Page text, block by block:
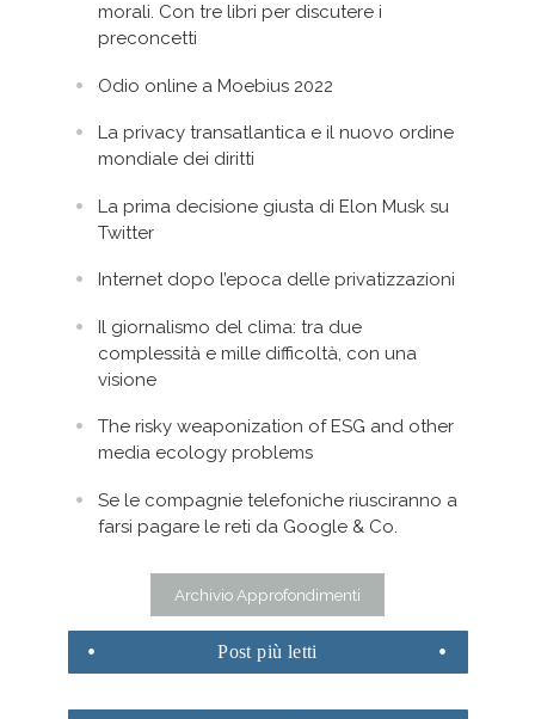
morali. Con tre libri per discutere i
preconcetti
Odio online a Moebius 2022
La privacy transatlantica e il nuovo ordine
mondiale dei diritti
La prima decisione giusta di Elon Musk su
Twitter
Internet dopo l’epoca delle privatizzazioni
Il giornalismo del clima: tra due
complessità e mille difficoltà, con una
visione
The risky weaponization of ESG and other
media ecology problems
Se le compagnie telefoniche riusciranno a
farsi pagare le reti da Google & Co.
Archivio Approfondimenti
Post più letti